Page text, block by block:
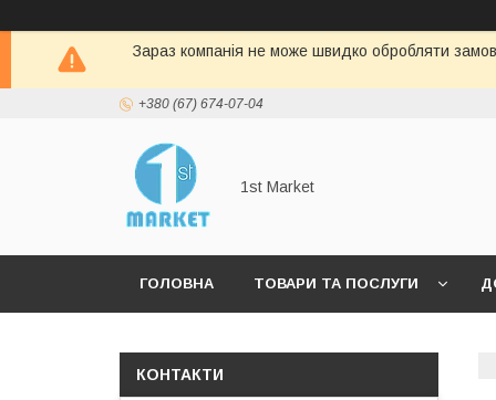
Зараз компанія не може швидко обробляти
+380 (67) 674-07-04
1st Market
ГОЛОВНА ТОВАРИ ТА ПОСЛУГИ
КОНТАКТИ